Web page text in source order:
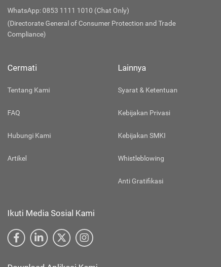
WhatsApp: 0853 1111 1010 (Chat Only)
(Directorate General of Consumer Protection and Trade
Compliance)
Cermati
Tentang Kami
FAQ
Hubungi Kami
Artikel
Lainnya
Syarat & Ketentuan
Kebijakan Privasi
Kebijakan SMKI
Whistleblowing
Anti Gratifikasi
Ikuti Media Sosial Kami